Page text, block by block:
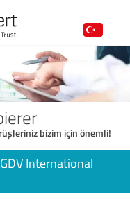
bizim için önemli!
GDV International